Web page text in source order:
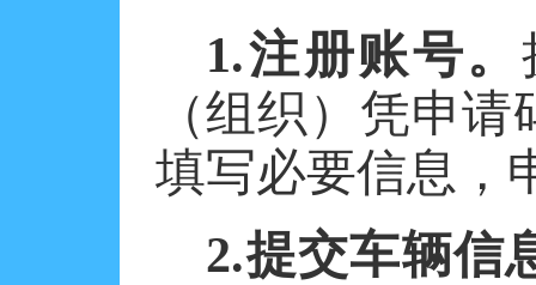
1.注册账号。
（组织）凭申
填写必要信息，
2.提交车辆信